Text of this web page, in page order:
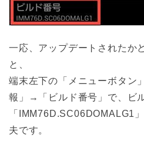
一応、アップデートされたか
と、
端末左下の「メニューボタ
報」→「ビルド番号」で、ビ
「IMM76D.SC06DOMALG1
夫です。